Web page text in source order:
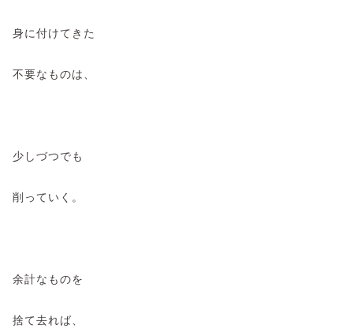
身に付けてきた
不要なものは、
少しづつでも
削っていく。
余計なものを
捨て去れば、